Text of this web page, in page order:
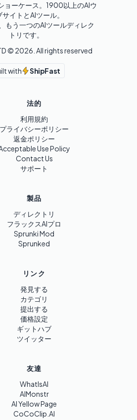
ョーケース。1900以上のAIウ
サイトとAIツール。
もう一つのAIツールディレク
トリです。
© 2026 . All rights reserved
with ShipFast
法的
利用規約
プライバシーポリシー
返金ポリシー
Use Policy
Contact Us
サポート
製品
ディレクトリ
フラックスAIプロ
Sprunki Mod
Sprunked
リンク
発見する
カテゴリ
提出する
価格設定
ギットハブ
ツイッター
友達
WhatIsAI
AIMonstr
AI Yellow Page
CoCoClip.AI